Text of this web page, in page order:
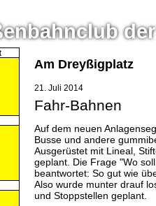
der
Am Dreyßigplatz
21. Juli 2014
Fahr-Bahnen
Auf dem neuen
Busse und andere
Ausgerüstet mit Lineal,
geplant. Die Frage "Wo
beantwortet: So gut wie
Also wurde munter drauf
und Stoppstellen geplant.